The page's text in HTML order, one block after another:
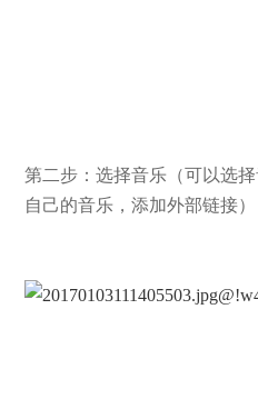
第二步：选择音乐（可以选
自己的音乐，添加外部链接）